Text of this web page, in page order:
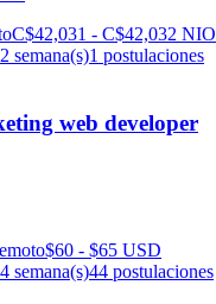
C$42,031 - C$42,032 NIO
semana(s)1 postulaciones
web developer
$60 - $65 USD
semana(s)44 postulaciones